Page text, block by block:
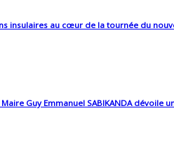
insulaires au cœur de la tournée du
Guy Emmanuel SABIKANDA